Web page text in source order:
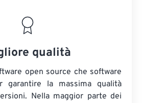
qualità
open source che software
garantire la massima qualità
Nella maggior parte dei